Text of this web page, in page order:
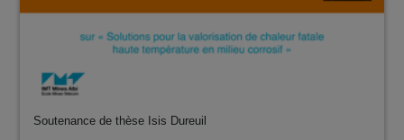
Soutenance de thèse Isis Dureuil